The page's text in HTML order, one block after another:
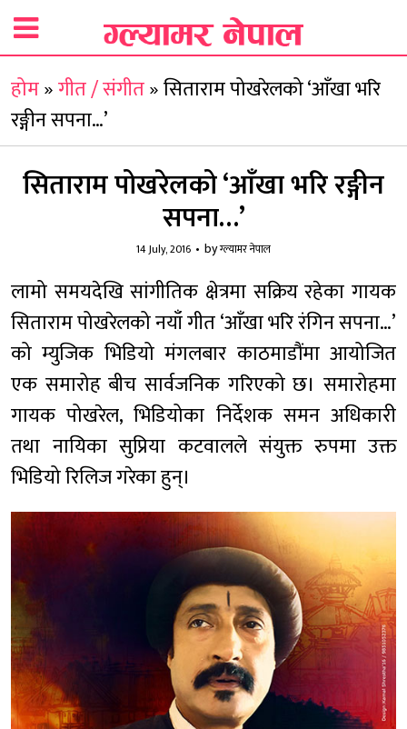
होम»गीत / संगीत»सिताराम पोखरेलको ‘आँखा भरि
रङ्गीन सपना…’
सिताराम पोखरेलको ‘आँखा भरि रङ्गीन
सपना…’
14 July, 2016 byग्ल्यामर नेपाल
लामो समयदेखि सांगीतिक क्षेत्रमा सक्रिय रहेका गायक
सिताराम पोखरेलको नयाँ गीत ‘आँखा भरि रंगिन सपना…’
को म्युजिक भिडियो मंगलबार काठमाडौंमा आयोजित
एक समारोह बीच सार्वजनिक गरिएको छ। समारोहमा
गायक पोखरेल, भिडियोका निर्देशक समन अधिकारी
तथा नायिका सुप्रिया कटवालले संयुक्त रुपमा उक्त
भिडियो रिलिज गरेका हुन्।